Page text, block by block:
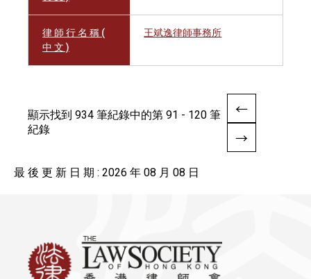
律 師 行 名 稱 (
中 文 )
王斌逸律師事務所
顯示找到 934 筆紀錄中的第 91 - 120 筆
紀錄
最 後 更 新 日 期 : 2026 年 08 月 08 日